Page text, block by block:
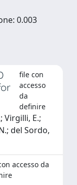
0.003
file con
accesso
da
definire
Virgilli, E.;
del Sordo,
accesso da